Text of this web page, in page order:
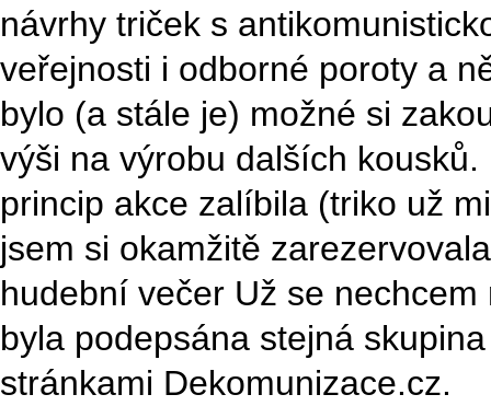
návrhy triček s
veřejnosti i odborné poroty a
bylo (a stále je) možné si
výši na výrobu dalších
princip akce zalíbila (triko už
jsem si okamžitě
hudební večer Už se
byla podepsána stejná
stránkami Dekomunizace.cz.